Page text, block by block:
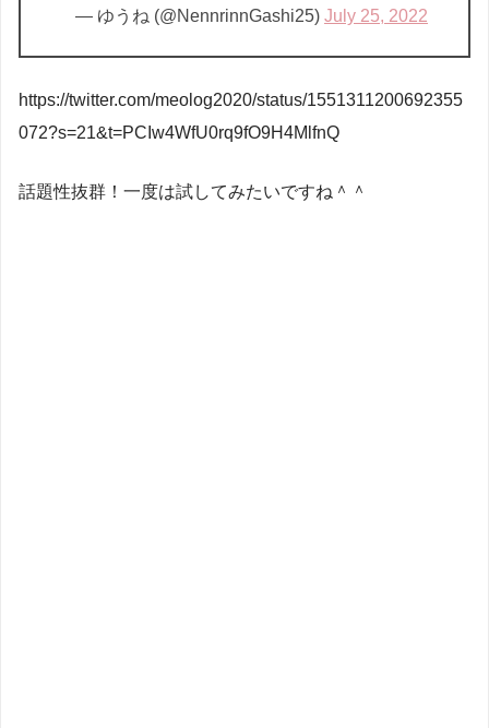
— ゆうね (@NennrinnGashi25) July 25, 2022
https://twitter.com/meolog2020/status/1551311200692355
072?s=21&t=PCIw4WfU0rq9fO9H4MlfnQ
話題性抜群！一度は試してみたいですね＾＾